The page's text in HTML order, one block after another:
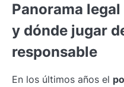
Panorama
y dónde jugar
responsable
En los últimos años el